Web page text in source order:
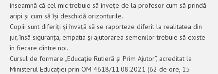
înseamnă că cel mic trebuie să învețe de la profesor cum să prindă
aripi și cum să își deschidă orizonturile.
Copiii sunt diferiți și învață să se raporteze diferit la realitatea din
jur, însă siguranța, empatia și ajutorarea semenilor trebuie să existe
în fiecare dintre noi.
Cursul de formare „Educație Rutieră și Prim Ajutor”, acreditat la
Ministerul Educației prin OM 4618/11.08.2021 (62 de ore, 15